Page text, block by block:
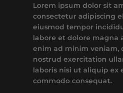
Lorem ipsum dolor sit
consectetur adipiscing
eiusmod tempor
labore et dolore magna
enim ad minim veniam,
nostrud exercitation
laboris nisi ut aliquip ex
commodo consequat.